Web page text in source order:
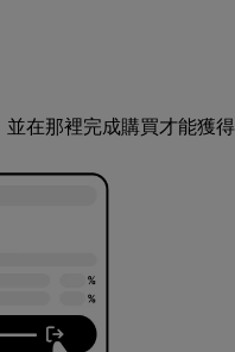
在那裡完成購買才能獲